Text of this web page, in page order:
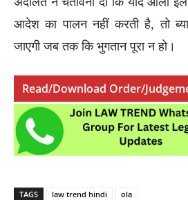
आदेश का पालन नहीं करती है, तो
जाएगी जब तक कि भुगतान पूरा न हो।
Read/Download Order/
TAGS law trend hindi ola